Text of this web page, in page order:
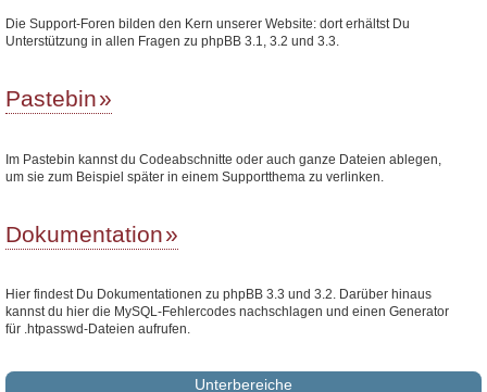
Die Support-Foren bilden den Kern unserer Website: dort erhältst Du
Unterstützung in allen Fragen zu phpBB 3.1, 3.2 und 3.3.
Pastebin
Im Pastebin kannst du Codeabschnitte oder auch ganze Dateien ablegen,
um sie zum Beispiel später in einem Supportthema zu verlinken.
Dokumentation
Hier findest Du Dokumentationen zu phpBB 3.3 und 3.2. Darüber hinaus
kannst du hier die MySQL-Fehlercodes nachschlagen und einen Generator
für .htpasswd-Dateien aufrufen.
Unterbereiche